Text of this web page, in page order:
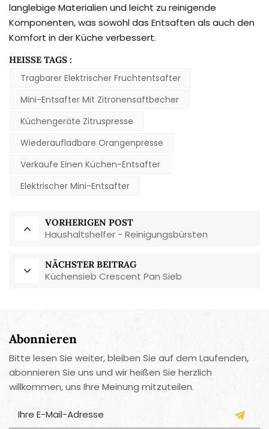
langlebige Materialien und leicht zu reinigende
Komponenten, was sowohl das Entsaften als auch den
Komfort in der Küche verbessert.
HEISSE TAGS :
Tragbarer Elektrischer Fruchtentsafter
Mini-Entsafter Mit Zitronensaftbecher
Küchengeräte Zitruspresse
Wiederaufladbare Orangenpresse
Verkaufe Einen Küchen-Entsafter
Elektrischer Mini-Entsafter
VORHERIGEN POST
Haushaltshelfer - Reinigungsbürsten
NÄCHSTER BEITRAG
Küchensieb Crescent Pan Sieb
Abonnieren
Bitte lesen Sie weiter, bleiben Sie auf dem Laufenden,
abonnieren Sie uns und wir heißen Sie herzlich
willkommen, uns Ihre Meinung mitzuteilen.